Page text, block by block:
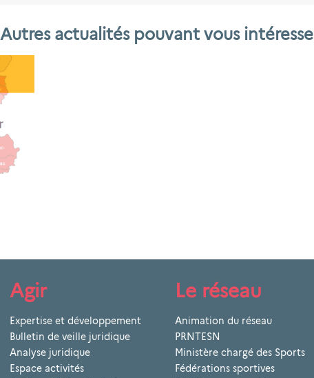
Autres actualités pouvant vous
Agir
Expertise et développement
Bulletin de veille juridique
Analyse juridique
Espace activités
Le réseau
Animation du réseau
PRNTESN
Ministère chargé des Sports
Fédérations sportives